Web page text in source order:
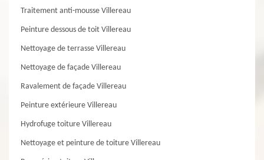
Traitement anti-mousse Villereau
Peinture dessous de toit Villereau
Nettoyage de terrasse Villereau
Nettoyage de façade Villereau
Ravalement de façade Villereau
Peinture extérieure Villereau
Hydrofuge toiture Villereau
Nettoyage et peinture de toiture Villereau